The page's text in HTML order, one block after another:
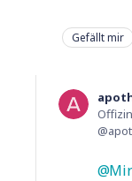
Gefällt mir